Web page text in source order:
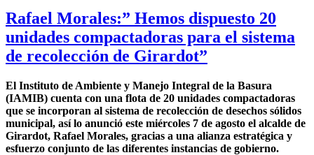
Rafael Morales:” Hemos dispuesto 20
unidades compactadoras para el sistema
de recolección de Girardot”
El Instituto de Ambiente y Manejo Integral de la Basura
(IAMIB) cuenta con una flota de 20 unidades compactadoras
que se incorporan al sistema de recolección de desechos sólidos
municipal, así lo anunció este miércoles 7 de agosto el alcalde de
Girardot, Rafael Morales, gracias a una alianza estratégica y
esfuerzo conjunto de las diferentes instancias de gobierno.